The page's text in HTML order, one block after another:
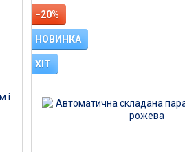
−20%
НОВИНКА
ХІТ